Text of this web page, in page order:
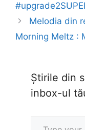
Melodia din
Morning Meltz :
Știrile din
inbox-ul